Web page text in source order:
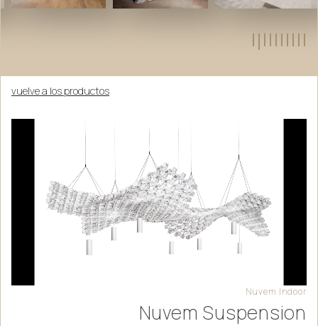
vuelve a los productos
Nuvem Indoor
Nuvem Suspension